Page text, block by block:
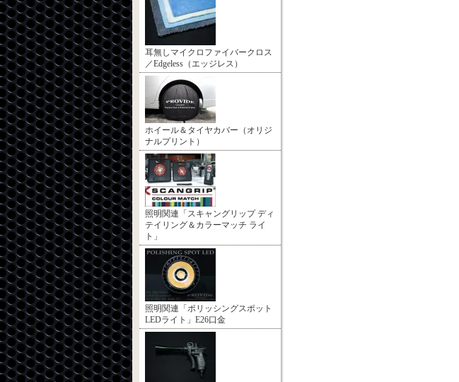
耳無しマイクロファイバークロス
／Edgeless（エッジレス）
ホイール＆タイヤカバー（オリジ
ナルプリント）
照明関連「スキャングリップ ディ
テイリング＆カラーマッチ ライ
ト」
照明関連「ポリッシングスポット
LEDライト」E26口金